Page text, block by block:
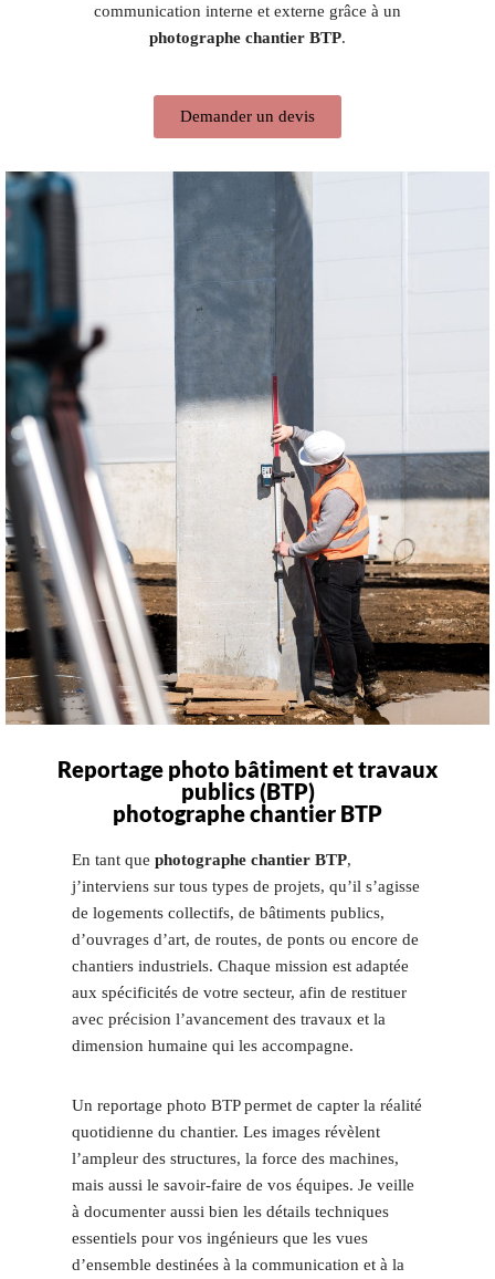
communication interne et externe grâce à un
photographe chantier BTP.
Demander un devis
Reportage photo bâtiment et travaux
publics (BTP)
photographe chantier BTP
En tant que photographe chantier BTP,
j’interviens sur tous types de projets, qu’il s’agisse
de logements collectifs, de bâtiments publics,
d’ouvrages d’art, de routes, de ponts ou encore de
chantiers industriels. Chaque mission est adaptée
aux spécificités de votre secteur, afin de restituer
avec précision l’avancement des travaux et la
dimension humaine qui les accompagne.
Un reportage photo BTP permet de capter la réalité
quotidienne du chantier. Les images révèlent
l’ampleur des structures, la force des machines,
mais aussi le savoir-faire de vos équipes. Je veille
à documenter aussi bien les détails techniques
essentiels pour vos ingénieurs que les vues
d’ensemble destinées à la communication et à la